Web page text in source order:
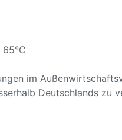
im
Deutschlands zu